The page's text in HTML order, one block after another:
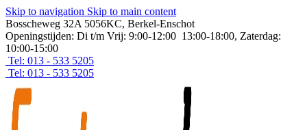
Skip to navigation Skip to main content
Bosscheweg 32A 5056KC, Berkel-Enschot
Openingstijden: Di t/m Vrij: 9:00-12:00 13:00-18:00, Zaterdag:
10:00-15:00
Tel: 013 - 533 5205
Tel: 013 - 533 5205